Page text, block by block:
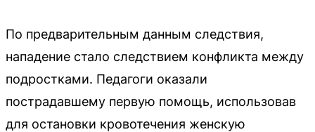
По предварительным данным следствия,
нападение стало следствием конфликта между
подростками. Педагоги оказали
пострадавшему первую помощь, использовав
для остановки кровотечения женскую